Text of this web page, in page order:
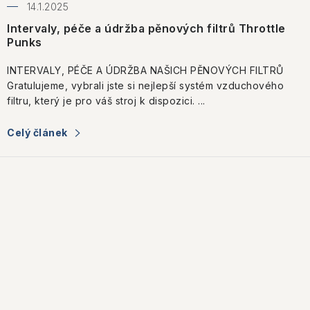
Intervaly, péče a údržba pěnových filtrů Throttle
Punks
14.1.2025
INTERVALY, PÉČE A ÚDRŽBA NAŠICH PĚNOVÝCH FILTRŮ
Gratulujeme, vybrali jste si nejlepší systém vzduchového
filtru, který je pro váš stroj k dispozici. ...
Celý článek